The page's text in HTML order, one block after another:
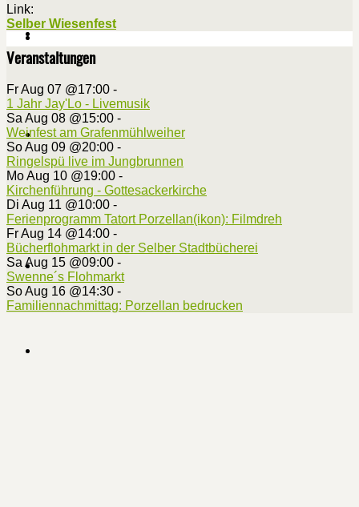
Link:
Selber Wiesenfest
Veranstaltungen
Fr Aug 07 @17:00 -
1 Jahr Jay'Lo - Livemusik
Sa Aug 08 @15:00 -
Weinfest am Grafenmühlweiher
So Aug 09 @20:00 -
Ringelspü live im Jungbrunnen
Mo Aug 10 @19:00 -
Kirchenführung - Gottesackerkirche
Di Aug 11 @10:00 -
Ferienprogramm Tatort Porzellan(ikon): Filmdreh
Fr Aug 14 @14:00 -
Bücherflohmarkt in der Selber Stadtbücherei
Sa Aug 15 @09:00 -
Swenne´s Flohmarkt
So Aug 16 @14:30 -
Familiennachmittag: Porzellan bedrucken